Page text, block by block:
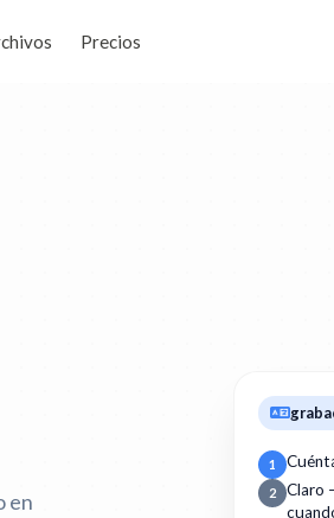
Precios
en
1
2
Claro